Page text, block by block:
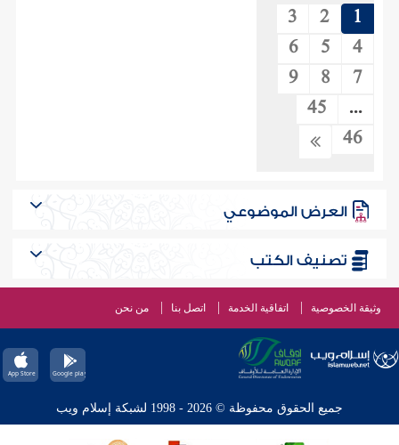
1
2
3
4
5
6
7
8
9
...
45
46
العرض الموضوعي
تصنيف الكتب
وثيقة الخصوصية اتفاقية الخدمة اتصل بنا من نحن
جميع الحقوق محفوظة © 2026 - 1998 لشبكة إسلام ويب